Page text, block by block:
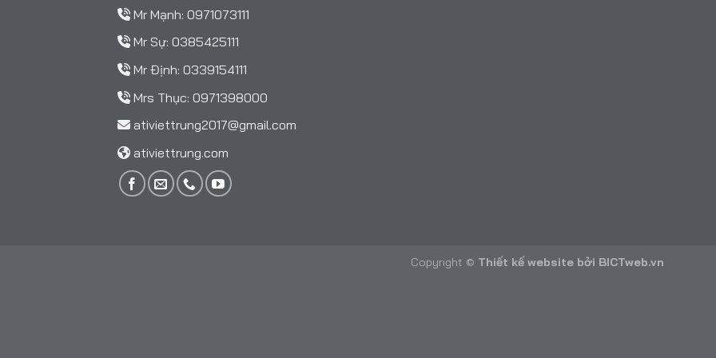
Mr Mạnh: 0971073111
Mr Sự: 0385425111
Mr Định: 0339154111
Mrs Thục: 0971398000
ativiettrung2017@gmail.com
ativiettrung.com
Copyright © Thiết kế websitebởi BICTweb.vn